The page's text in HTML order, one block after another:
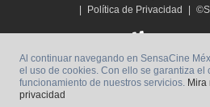
|
Política de Privacidad |
Al continuar navegando en SensaCine
el uso de cookies. Con ello se garantiza el
funcionamiento de nuestros servicios. Mira
privacidad